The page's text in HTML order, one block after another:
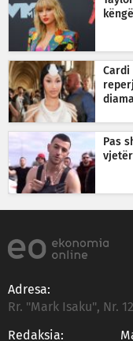
Cardi
Pas
Adresa:
Rr. "Mark Isaku", Nr.
Redaksia: